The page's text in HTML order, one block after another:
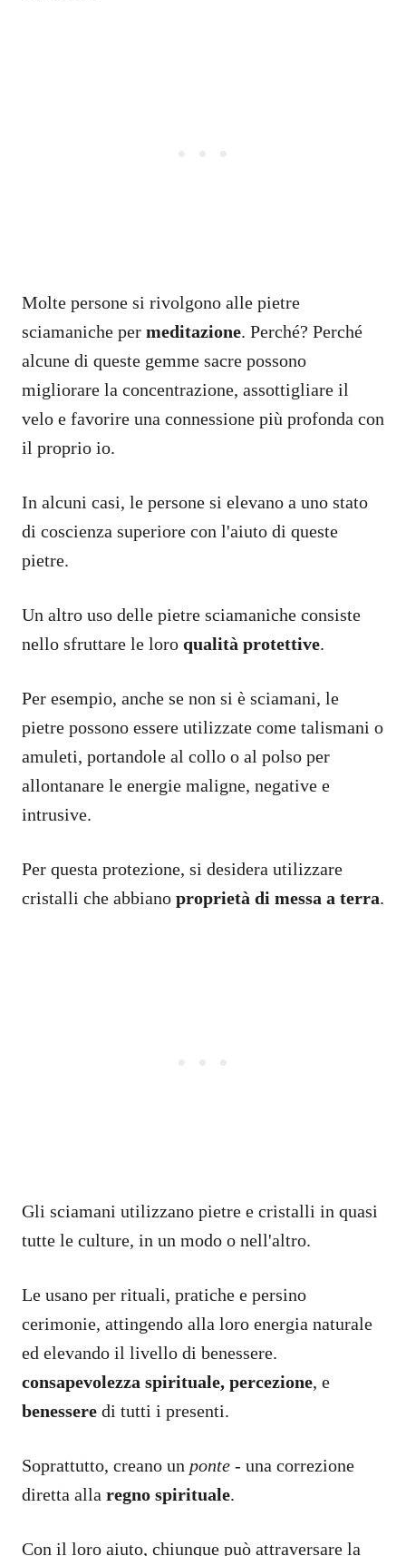
Molte persone si rivolgono alle pietre
sciamaniche per meditazione. Perché? Perché
alcune di queste gemme sacre possono
migliorare la concentrazione, assottigliare il
velo e favorire una connessione più profonda con
il proprio io.
In alcuni casi, le persone si elevano a uno stato
di coscienza superiore con l'aiuto di queste
pietre.
Un altro uso delle pietre sciamaniche consiste
nello sfruttare le loro qualità protettive.
Per esempio, anche se non si è sciamani, le
pietre possono essere utilizzate come talismani o
amuleti, portandole al collo o al polso per
allontanare le energie maligne, negative e
intrusive.
Per questa protezione, si desidera utilizzare
cristalli che abbiano proprietà di messa a terra.
Gli sciamani utilizzano pietre e cristalli in quasi
tutte le culture, in un modo o nell'altro.
Le usano per rituali, pratiche e persino
cerimonie, attingendo alla loro energia naturale
ed elevando il livello di benessere.
consapevolezza spirituale, percezione, e
benessere di tutti i presenti.
Soprattutto, creano un ponte - una correzione
diretta alla regno spirituale.
Con il loro aiuto, chiunque può attraversare la